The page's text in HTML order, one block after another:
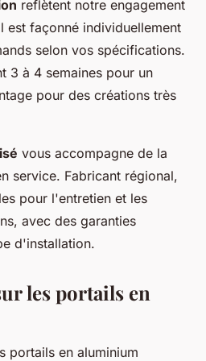
reflètent notre engagement
est façonné individuellement
selon vos spécifications.
3 à 4 semaines pour un
pour des créations très
vous accompagne de la
service. Fabricant régional,
pour l'entretien et les
avec des garanties
d'installation.
les portails en